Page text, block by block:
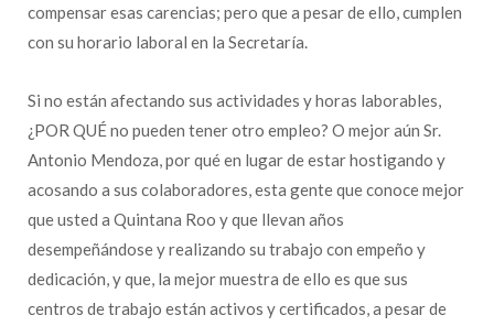
compensar esas carencias; pero que a pesar de ello, cumplen
con su horario laboral en la Secretaría.
Si no están afectando sus actividades y horas laborables,
¿POR QUÉ no pueden tener otro empleo? O mejor aún Sr.
Antonio Mendoza, por qué en lugar de estar hostigando y
acosando a sus colaboradores, esta gente que conoce mejor
que usted a Quintana Roo y que llevan años
desempeñándose y realizando su trabajo con empeño y
dedicación, y que, la mejor muestra de ello es que sus
centros de trabajo están activos y certificados, a pesar de